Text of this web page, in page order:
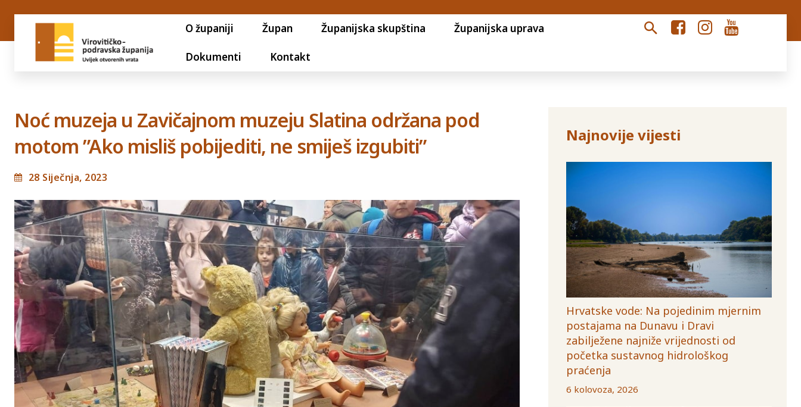
O županiji Župan Županijska skupština Županijska uprava
Dokumenti Kontakt
Noć muzeja u Zavičajnom muzeju Slatina održana pod
motom ”Ako misliš pobijediti, ne smiješ izgubiti”
28 Siječnja, 2023
Najnovije vijesti
Hrvatske vode: Na pojedinim mjernim
postajama na Dunavu i Dravi
zabilježene najniže vrijednosti od
početka sustavnog hidrološkog
praćenja
6 kolovoza, 2026